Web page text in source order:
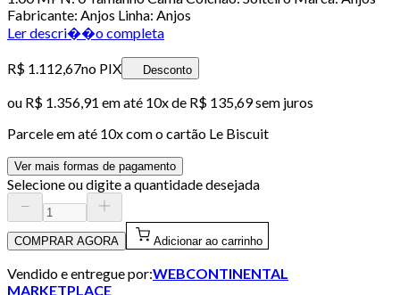
Fabricante: Anjos Linha: Anjos
Ler descri��o completa
R$ 1.112,67no PIX Desconto
ou R$ 1.356,91 em até 10x de R$ 135,69 sem juros
Parcele em até 10x com o cartão Le Biscuit
Ver mais formas de pagamento
Selecione ou digite a quantidade desejada
COMPRAR AGORA Adicionar ao carrinho
Vendido e entregue por:WEBCONTINENTAL
MARKETPLACE